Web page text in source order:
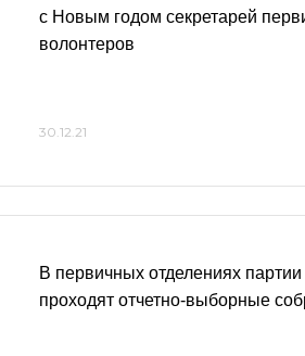
с Новым годом секретарей
волонтеров
30.12.21
В первичных отделениях партии
проходят отчетно-выборные